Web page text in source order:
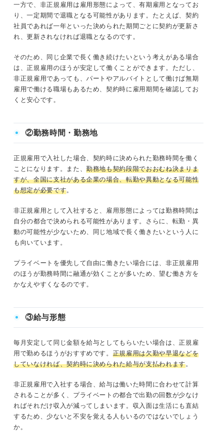
一方で、非正規雇用は雇用形態によって、有期雇用となってお
り、一定期間で退職となる可能性があります。たとえば、契約
社員であれば一年といった決められた期間ごとに契約が更新さ
れ、更新されなければ退職となるのです。
そのため、同じ企業で長く働き続けたいという考えがある場合
は、正規雇用のほうが安定して働くことができます。ただし、
非正規雇用であっても、パートやアルバイトとして働けば無期
雇用で働ける職場もあるため、契約時に雇用期間を確認してお
くと安心です。
②勤務時間・勤務地
正規雇用で入社した場合、契約時に決められた勤務時間を働く
ことになります。また、勤務地も契約段階でおおむね決まりま
すが、全国に支社がある企業の場合、転勤や異動となる可能性
も想定が必要です。
非正規雇用として入社すると、雇用形態によっては勤務時間は
自分の都合で決められる可能性があります。さらに、転勤・異
動の可能性が少ないため、同じ地域で長く働きたいという人に
も向いています。
プライベートを優先して自由に働きたい場合には、非正規雇用
のほうが勤務時間に融通が効くことが多いため、望む働き方を
かなえやすくなるのです。
③給与形態
毎月安定して同じ金額を給与としてもらいたい場合は、正規雇
用で勤めるほうがおすすめです。 正規雇用は欠勤や早退などを
していなければ、契約時に決められた給与が支払われます。
非正規雇用で入社する場合、給与は働いた時間に合わせて計算
されることが多く、プライベートの都合で出勤の回数が少なけ
ればそれだけ収入が減ってしまいます。収入面は生活にも直結
するため、少ないと不安を覚える人もいるのではないでしょう
か。